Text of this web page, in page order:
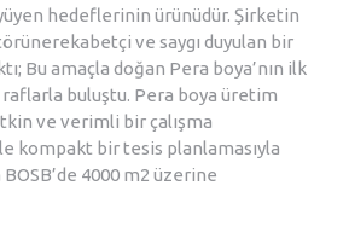
hedeflerinin ürünüdür. Şirketin
ve saygı duyulan bir
Bu amaçla doğan Pera boya’nın ilk
raflarla buluştu. Pera boya üretim
ve verimli bir çalışma
kompakt bir tesis planlamasıyla
4000 m2 üzerine